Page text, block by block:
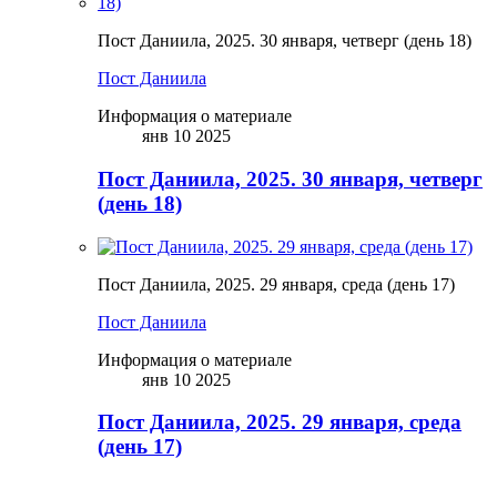
Пост Даниила, 2025. 30 января, четверг (день 18)
Пост Даниила
Информация о материале
янв 10 2025
Пост Даниила, 2025. 30 января, четверг
(день 18)
Пост Даниила, 2025. 29 января, среда (день 17)
Пост Даниила
Информация о материале
янв 10 2025
Пост Даниила, 2025. 29 января, среда
(день 17)